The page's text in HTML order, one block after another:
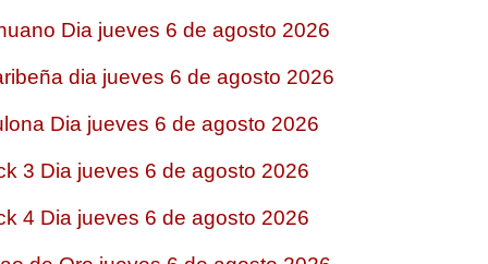
Dia jueves 6 de agosto 2026
dia jueves 6 de agosto 2026
Dia jueves 6 de agosto 2026
3 Dia jueves 6 de agosto 2026
4 Dia jueves 6 de agosto 2026